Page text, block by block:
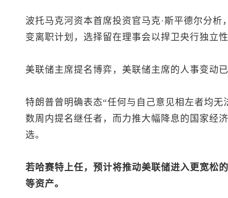
波托马克河资本首席投资官马克·斯平德尔分
变离职计划，选择留在理事会以捍卫央行独立
美联储主席提名博弈，美联储主席的人事变动
特朗普曾明确表态“任何与自己意见相左者均
数周内提名继任者，而力推大幅降息的国家经
选。
若哈赛特上任，预计将推动美联储进入更宽松
等资产。